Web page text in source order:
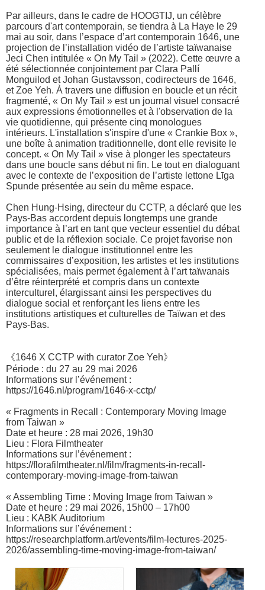
Par ailleurs, dans le cadre de HOOGTIJ, un célèbre
parcours d'art contemporain, se tiendra à La Haye le 29
mai au soir, dans l’espace d’art contemporain 1646, une
projection de l’installation vidéo de l’artiste taïwanaise
Jeci Chen intitulée « On My Tail » (2022). Cette œuvre a
été sélectionnée conjointement par Clara Pallí
Monguilod et Johan Gustavsson, codirecteurs de 1646,
et Zoe Yeh. À travers une diffusion en boucle et un récit
fragmenté, « On My Tail » est un journal visuel consacré
aux expressions émotionnelles et à l'observation de la
vie quotidienne, qui présente cinq monologues
intérieurs. L'installation s'inspire d'une « Crankie Box »,
une boîte à animation traditionnelle, dont elle revisite le
concept. « On My Tail » vise à plonger les spectateurs
dans une boucle sans début ni fin. Le tout en dialoguant
avec le contexte de l’exposition de l’artiste lettone Līga
Spunde présentée au sein du même espace.
Chen Hung-Hsing, directeur du CCTP, a déclaré que les
Pays-Bas accordent depuis longtemps une grande
importance à l’art en tant que vecteur essentiel du débat
public et de la réflexion sociale. Ce projet favorise non
seulement le dialogue institutionnel entre les
commissaires d’exposition, les artistes et les institutions
spécialisées, mais permet également à l’art taïwanais
d’être réinterprété et compris dans un contexte
interculturel, élargissant ainsi les perspectives du
dialogue social et renforçant les liens entre les
institutions artistiques et culturelles de Taïwan et des
Pays-Bas.
《1646 X CCTP with curator Zoe Yeh》
Période : du 27 au 29 mai 2026
Informations sur l’événement :
https://1646.nl/program/1646-x-cctp/
« Fragments in Recall : Contemporary Moving Image
from Taiwan »
Date et heure : 28 mai 2026, 19h30
Lieu : Flora Filmtheater
Informations sur l’événement :
https://florafilmtheater.nl/film/fragments-in-recall-
contemporary-moving-image-from-taiwan
« Assembling Time : Moving Image from Taiwan »
Date et heure : 29 mai 2026, 15h00 – 17h00
Lieu : KABK Auditorium
Informations sur l’événement :
https://researchplatform.art/events/film-lectures-2025-
2026/assembling-time-moving-image-from-taiwan/